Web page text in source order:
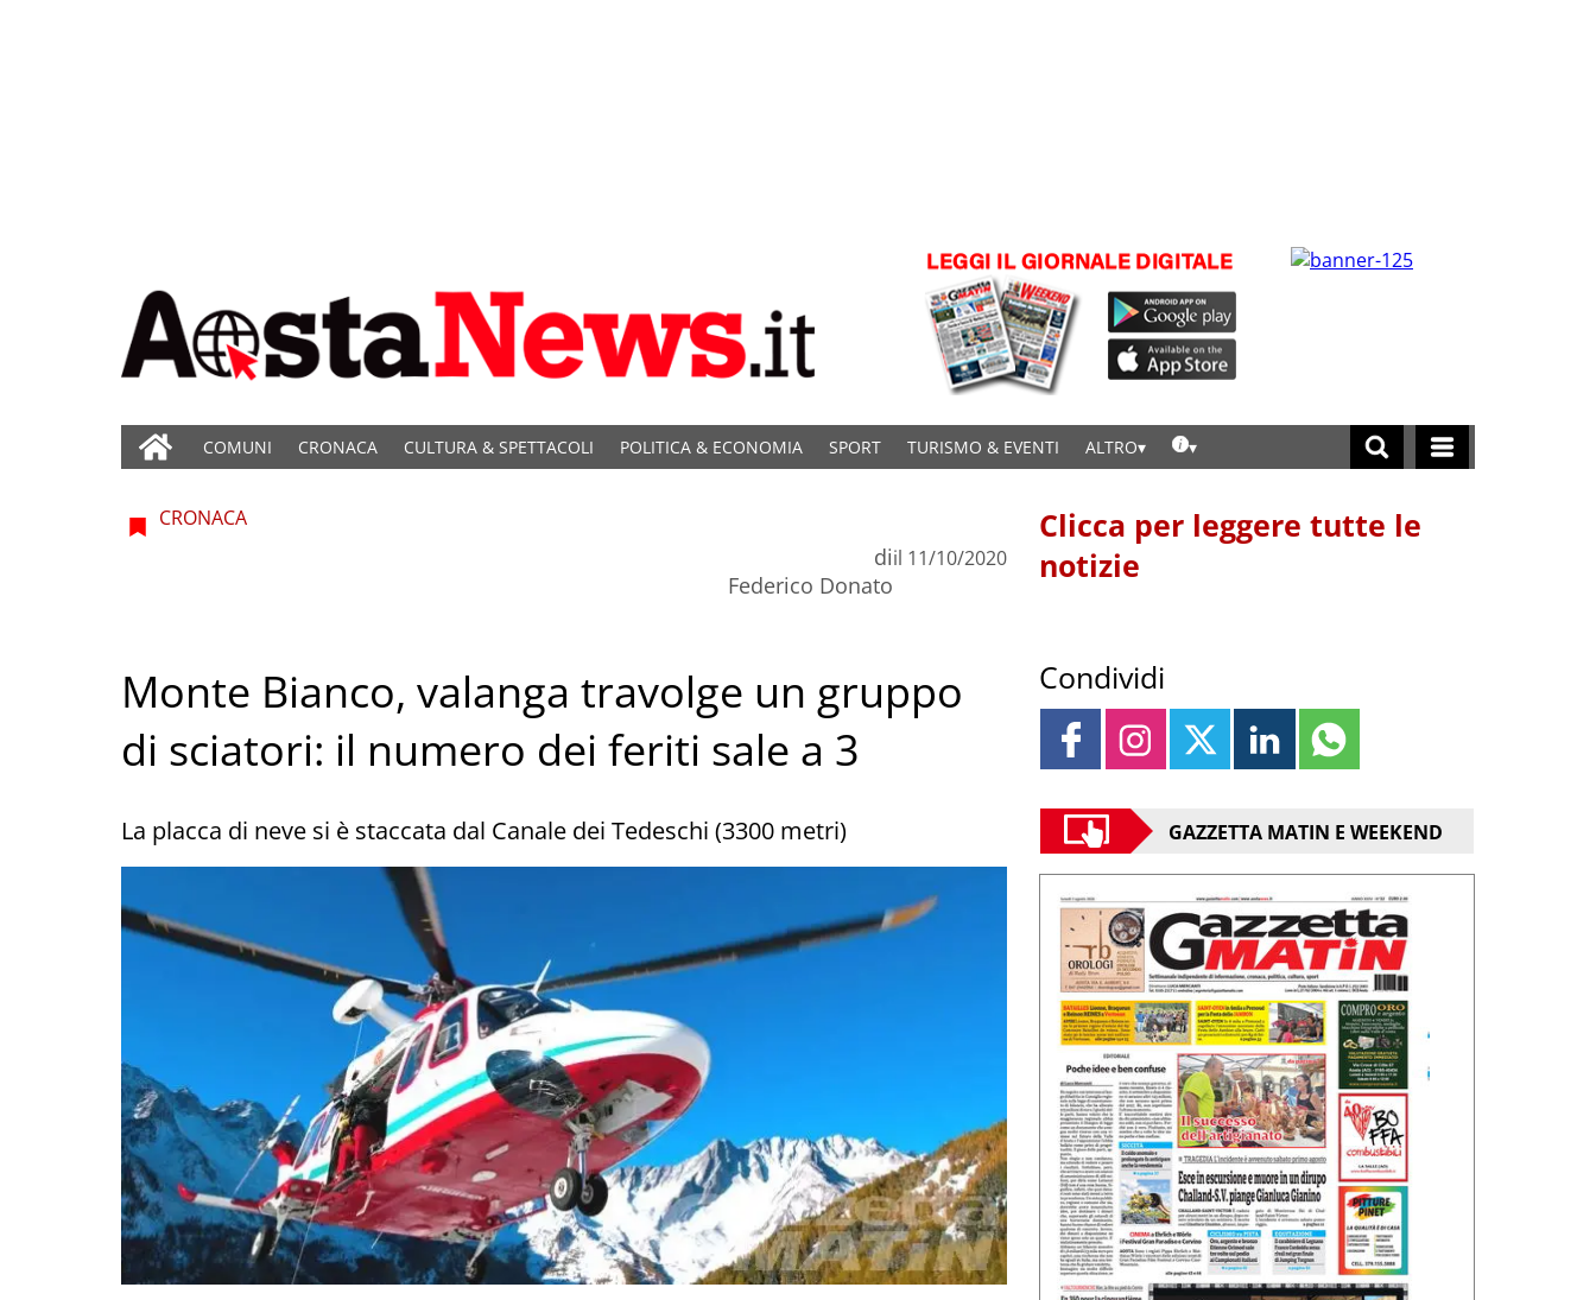
COMUNI CRONACA CULTURA & SPETTACOLI POLITICA & ECONOMIA SPORT TURISMO & EVENTI ALTRO
CRONACA
di
Federico Donato
il 11/10/2020
Monte Bianco, valanga travolge un gruppo
di sciatori: il numero dei feriti sale a 3
La placca di neve si è staccata dal Canale dei Tedeschi (3300 metri)
Clicca per leggere tutte le
notizie
Condividi
GAZZETTA MATIN E WEEKEND